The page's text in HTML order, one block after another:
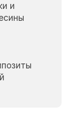
и